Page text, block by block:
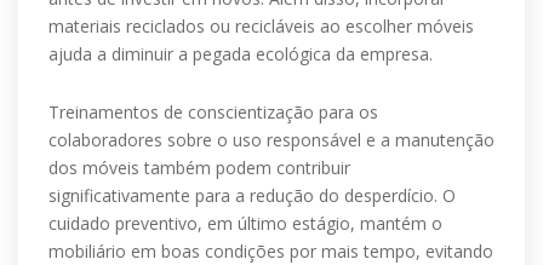
materiais reciclados ou recicláveis ao escolher móveis
ajuda a diminuir a pegada ecológica da empresa.
Treinamentos de conscientização para os
colaboradores sobre o uso responsável e a manutenção
dos móveis também podem contribuir
significativamente para a redução do desperdício. O
cuidado preventivo, em último estágio, mantém o
mobiliário em boas condições por mais tempo, evitando